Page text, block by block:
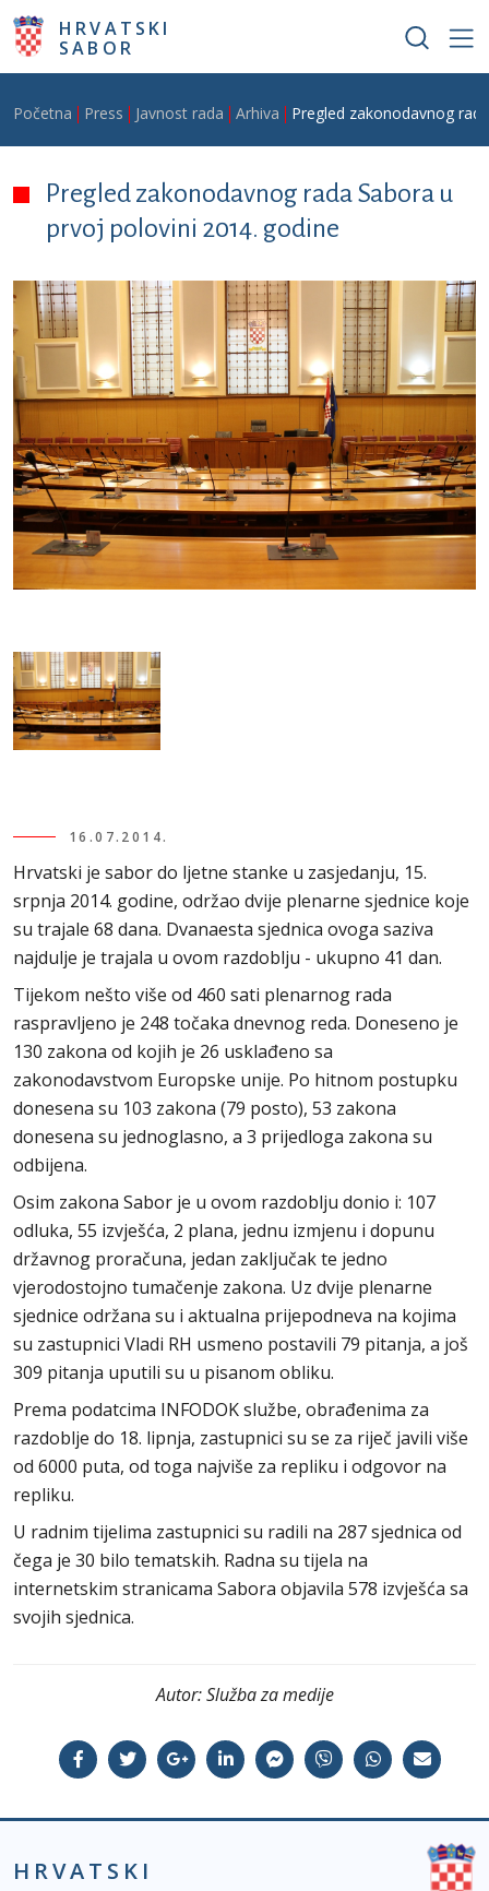
Skoči na glavni sadržaj
HRVATSKI
SABOR
Breadcrumb
Početna Press Javnost rada Arhiva Pregled zakonodavnog
Pregled zakonodavnog rada Sabora u
prvoj polovini 2014. godine
16.07.2014.
Hrvatski je sabor do ljetne stanke u zasjedanju, 15.
srpnja 2014. godine, održao dvije plenarne sjednice koje
su trajale 68 dana. Dvanaesta sjednica ovoga saziva
najdulje je trajala u ovom razdoblju - ukupno 41 dan.
Tijekom nešto više od 460 sati plenarnog rada
raspravljeno je 248 točaka dnevnog reda. Doneseno je
130 zakona od kojih je 26 usklađeno sa
zakonodavstvom Europske unije. Po hitnom postupku
donesena su 103 zakona (79 posto), 53 zakona
donesena su jednoglasno, a 3 prijedloga zakona su
odbijena.
Osim zakona Sabor je u ovom razdoblju donio i: 107
odluka, 55 izvješća, 2 plana, jednu izmjenu i dopunu
državnog proračuna, jedan zaključak te jedno
vjerodostojno tumačenje zakona. Uz dvije plenarne
sjednice održana su i aktualna prijepodneva na kojima
su zastupnici Vladi RH usmeno postavili 79 pitanja, a još
309 pitanja uputili su u pisanom obliku.
Prema podatcima INFODOK službe, obrađenima za
razdoblje do 18. lipnja, zastupnici su se za riječ javili više
od 6000 puta, od toga najviše za repliku i odgovor na
repliku.
U radnim tijelima zastupnici su radili na 287 sjednica od
čega je 30 bilo tematskih. Radna su tijela na
internetskim stranicama Sabora objavila 578 izvješća sa
svojih sjednica.
Autor: Služba za medije
HRVATSKI